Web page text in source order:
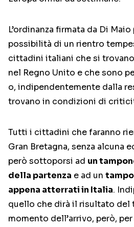
L’ordinanza firmata da Di
possibilità di un rientro
cittadini italiani che si
nel Regno Unito e che sono
o, indipendentemente dalla
trovano in condizioni di
Tutti i cittadini che faranno
Gran Bretagna, senza alcuna
però sottoporsi ad un
della partenza e ad un
appena atterrati in Italia.
quello che dirà il risultato del
momento dell’arrivo, però,